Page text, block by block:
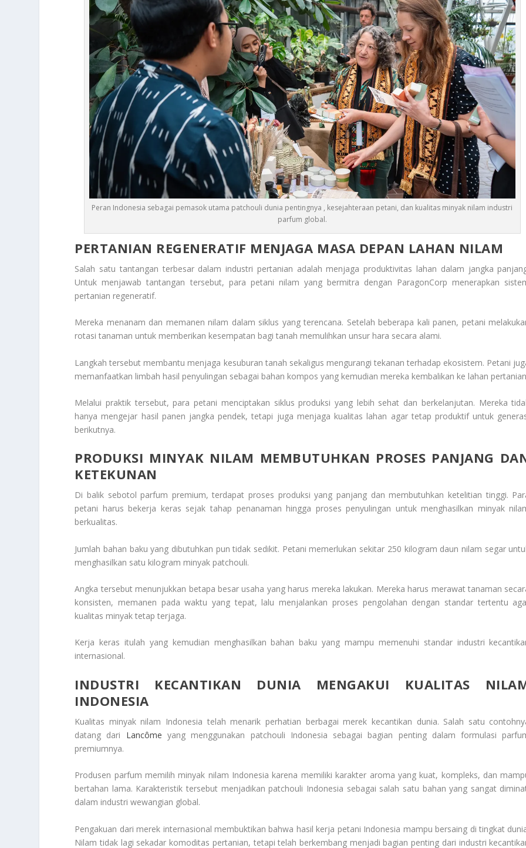
Peran Indonesia sebagai pemasok utama patchouli dunia pentingnya , kesejahteraan petani, dan kualitas minyak nilam industri
parfum global.
PERTANIAN REGENERATIF MENJAGA MASA DEPAN LAHAN NILAM
Salah satu tantangan terbesar dalam industri pertanian adalah menjaga produktivitas lahan dalam jangka
Untuk menjawab tantangan tersebut, para petani nilam yang bermitra dengan ParagonCorp menerapkan
pertanian regeneratif.
Mereka menanam dan memanen nilam dalam siklus yang terencana. Setelah beberapa kali panen, petani
rotasi tanaman untuk memberikan kesempatan bagi tanah memulihkan unsur hara secara alami.
Langkah tersebut membantu menjaga kesuburan tanah sekaligus mengurangi tekanan terhadap ekosistem. Petani
memanfaatkan limbah hasil penyulingan sebagai bahan kompos yang kemudian mereka kembalikan ke lahan
Melalui praktik tersebut, para petani menciptakan siklus produksi yang lebih sehat dan berkelanjutan. Mereka
hanya mengejar hasil panen jangka pendek, tetapi juga menjaga kualitas lahan agar tetap produktif untuk
berikutnya.
PRODUKSI MINYAK NILAM MEMBUTUHKAN PROSES PANJANG
KETEKUNAN
Di balik sebotol parfum premium, terdapat proses produksi yang panjang dan membutuhkan ketelitian tinggi.
petani harus bekerja keras sejak tahap penanaman hingga proses penyulingan untuk menghasilkan minyak
berkualitas.
Jumlah bahan baku yang dibutuhkan pun tidak sedikit. Petani memerlukan sekitar 250 kilogram daun nilam segar
menghasilkan satu kilogram minyak patchouli.
Angka tersebut menunjukkan betapa besar usaha yang harus mereka lakukan. Mereka harus merawat tanaman
konsisten, memanen pada waktu yang tepat, lalu menjalankan proses pengolahan dengan standar tertentu
kualitas minyak tetap terjaga.
Kerja keras itulah yang kemudian menghasilkan bahan baku yang mampu memenuhi standar industri
internasional.
INDUSTRI KECANTIKAN DUNIA MENGAKUI KUALITAS
INDONESIA
Kualitas minyak nilam Indonesia telah menarik perhatian berbagai merek kecantikan dunia. Salah satu
datang dari Lancôme yang menggunakan patchouli Indonesia sebagai bagian penting dalam formulasi
premiumnya.
Produsen parfum memilih minyak nilam Indonesia karena memiliki karakter aroma yang kuat, kompleks, dan
bertahan lama. Karakteristik tersebut menjadikan patchouli Indonesia sebagai salah satu bahan yang sangat
dalam industri wewangian global.
Pengakuan dari merek internasional membuktikan bahwa hasil kerja petani Indonesia mampu bersaing di tingkat
Nilam tidak lagi sekadar komoditas pertanian, tetapi telah berkembang menjadi bagian penting dari industri